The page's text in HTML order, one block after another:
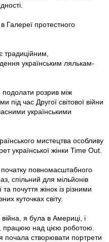
Галереї протестного
традиційним,
українським лялькам-
подолати розрив між
під час Другої світової війни
українськими
мистецтва особливу
української жінки Time Out.
повномасштабного
спільний для мільйонів
почуття жінок із різними
куточках світу.
я була в Америці, і
працюю над цією роботою.
почала створювати портрети